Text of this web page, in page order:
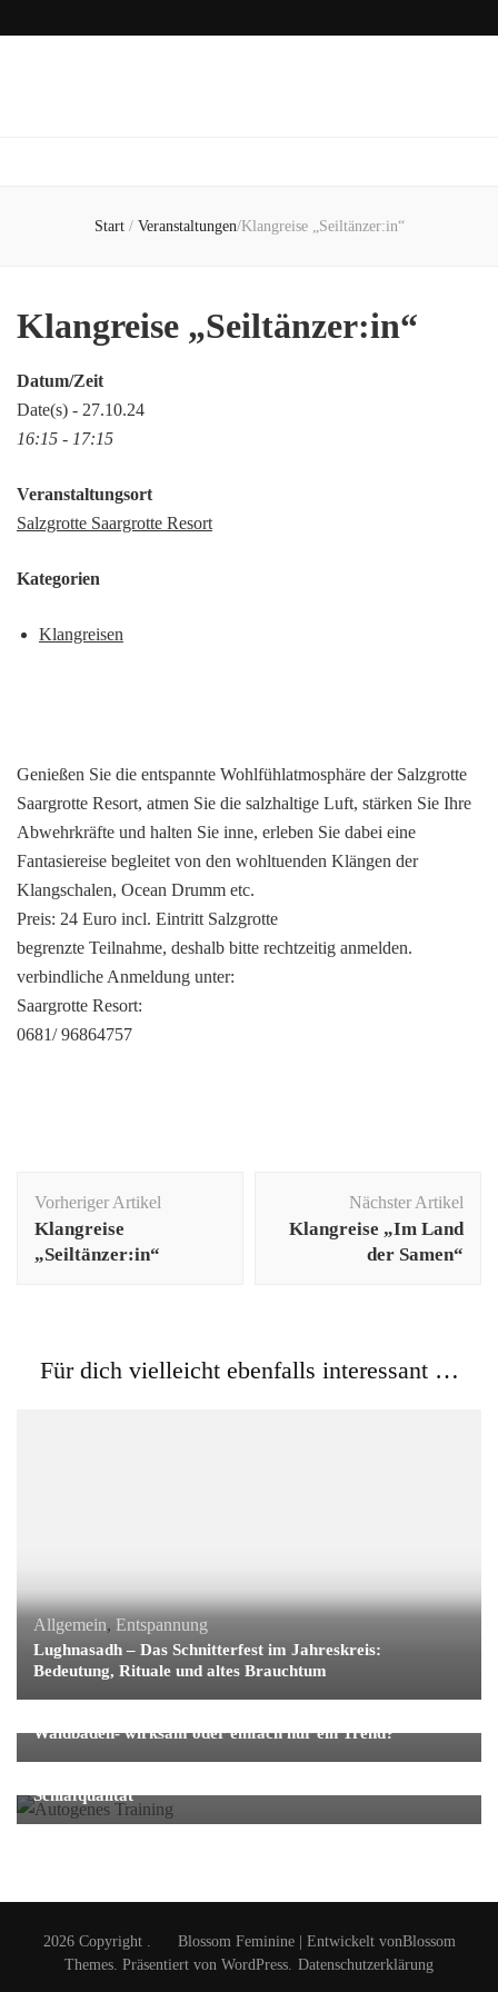
Start / Veranstaltungen/Klangreise „Seiltänzer:in“
Klangreise „Seiltänzer:in“
Datum/Zeit
Date(s) - 27.10.24
16:15 - 17:15
Veranstaltungsort
Salzgrotte Saargrotte Resort
Kategorien
Klangreisen
Genießen Sie die entspannte Wohlfühlatmosphäre der Salzgrotte
Saargrotte Resort, atmen Sie die salzhaltige Luft, stärken Sie Ihre
Abwehrkräfte und halten Sie inne, erleben Sie dabei eine
Fantasiereise begleitet von den wohltuenden Klängen der
Klangschalen, Ocean Drumm etc.
Preis: 24 Euro incl. Eintritt Salzgrotte
begrenzte Teilnahme, deshalb bitte rechtzeitig anmelden.
verbindliche Anmeldung unter:
Saargrotte Resort:
0681/ 96864757
Vorheriger Artikel
Klangreise
„Seiltänzer:in“
Nächster Artikel
Klangreise „Im Land
der Samen“
Für dich vielleicht ebenfalls interessant …
Allgemein, Entspannung
Lughnasadh – Das Schnitterfest im Jahreskreis:
Bedeutung, Rituale und altes Brauchtum
Waldbaden- wirksam oder einfach nur ein Trend?
Schlafqualität
2026 Copyright Blossom Feminine | Entwickelt vonBlossom
Themes . Präsentiert von WordPress Datenschutzerklärung